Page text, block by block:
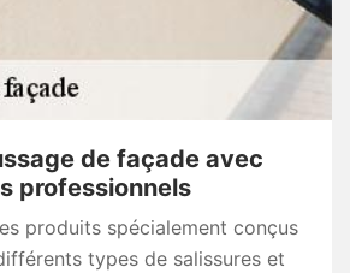
de façade avec
professionnels
produits spécialement conçus
types de salissures et